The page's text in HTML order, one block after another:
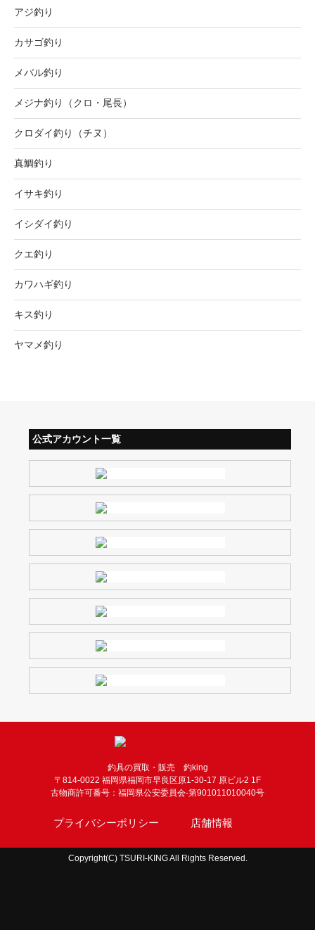
アジ釣り
カサゴ釣り
メバル釣り
メジナ釣り（クロ・尾長）
クロダイ釣り（チヌ）
真鯛釣り
イサキ釣り
イシダイ釣り
クエ釣り
カワハギ釣り
キス釣り
ヤマメ釣り
公式アカウント一覧
釣具の買取・販売 釣king
〒814-0022 福岡県福岡市早良区原1-30-17 原ビル2 1F
古物商許可番号：福岡県公安委員会-第901011010040号
プライバシーポリシー 店舗情報
Copyright(C) TSURI-KING All Rights Reserved.